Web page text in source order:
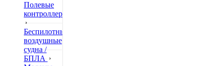
Полевые
контроллеры
Беспилотные
воздушные
судна /
БПЛА